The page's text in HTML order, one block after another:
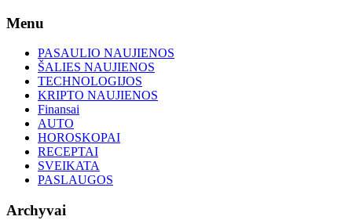
Skip
content
Menu
PASAULIO NAUJIENOS
ŠALIES NAUJIENOS
TECHNOLOGIJOS
KRIPTO NAUJIENOS
Finansai
AUTO
HOROSKOPAI
RECEPTAI
SVEIKATA
PASLAUGOS
Archyvai